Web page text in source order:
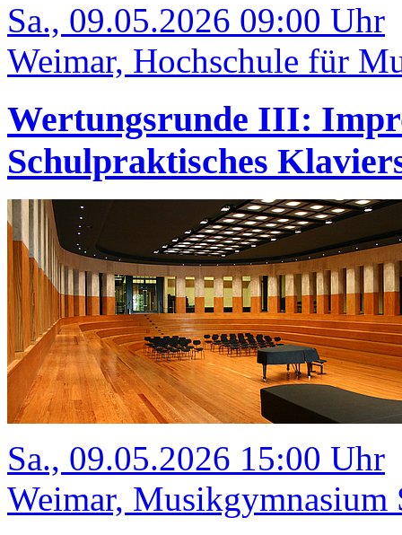
Sa., 09.05.2026 09:00 Uhr
Weimar, Hochschule für
Wertungsrunde III:
Schulpraktisches
Sa., 09.05.2026 15:00 Uhr
Weimar, Musikgymnasium